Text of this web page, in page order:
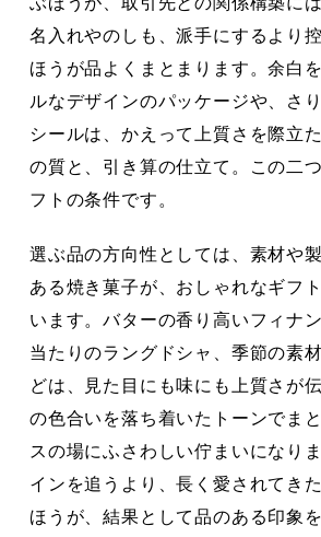
名入れやのしも、派手にするより
ほうが品よくまとまります。余白
ルなデザインのパッケージや、さ
シールは、かえって上質さを際立
の質と、引き算の仕立て。この二
フトの条件です。
選ぶ品の方向性としては、素材や
ある焼き菓子が、おしゃれなギフ
います。バターの香り高いフィナ
当たりのラングドシャ、季節の素
どは、見た目にも味にも上質さが
の色合いを落ち着いたトーンでま
スの場にふさわしい佇まいになり
インを追うより、長く愛されてき
ほうが、結果として品のある印象